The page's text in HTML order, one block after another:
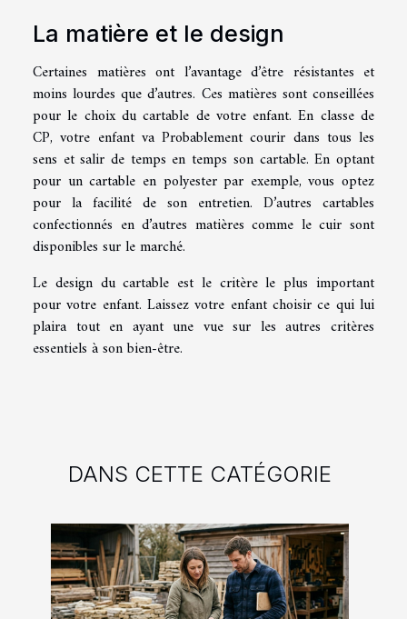
La matière et le design
Certaines matières ont l’avantage d’être résistantes et
moins lourdes que d’autres. Ces matières sont conseillées
pour le choix du cartable de votre enfant. En classe de
CP, votre enfant va Probablement courir dans tous les
sens et salir de temps en temps son cartable. En optant
pour un cartable en polyester par exemple, vous optez
pour la facilité de son entretien. D’autres cartables
confectionnés en d’autres matières comme le cuir sont
disponibles sur le marché.
Le design du cartable est le critère le plus important
pour votre enfant. Laissez votre enfant choisir ce qui lui
plaira tout en ayant une vue sur les autres critères
essentiels à son bien-être.
DANS CETTE CATÉGORIE